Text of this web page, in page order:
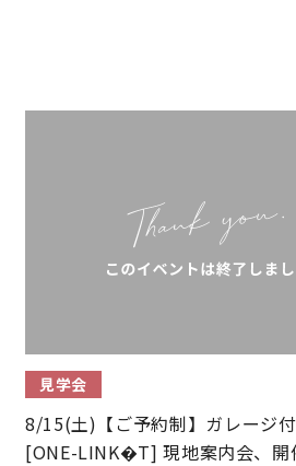
見学会
8/15(土)【ご予約制】ガレージ
[ONE-LINK�T] 現地案内会、開